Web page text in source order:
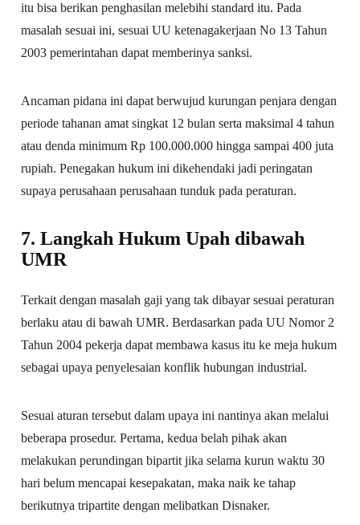
itu bisa berikan penghasilan melebihi standard itu. Pada
masalah sesuai ini, sesuai UU ketenagakerjaan No 13 Tahun
2003 pemerintahan dapat memberinya sanksi.
Ancaman pidana ini dapat berwujud kurungan penjara dengan
periode tahanan amat singkat 12 bulan serta maksimal 4 tahun
atau denda minimum Rp 100.000.000 hingga sampai 400 juta
rupiah. Penegakan hukum ini dikehendaki jadi peringatan
supaya perusahaan perusahaan tunduk pada peraturan.
7. Langkah Hukum Upah dibawah
UMR
Terkait dengan masalah gaji yang tak dibayar sesuai peraturan
berlaku atau di bawah UMR. Berdasarkan pada UU Nomor 2
Tahun 2004 pekerja dapat membawa kasus itu ke meja hukum
sebagai upaya penyelesaian konflik hubungan industrial.
Sesuai aturan tersebut dalam upaya ini nantinya akan melalui
beberapa prosedur. Pertama, kedua belah pihak akan
melakukan perundingan bipartit jika selama kurun waktu 30
hari belum mencapai kesepakatan, maka naik ke tahap
berikutnya tripartite dengan melibatkan Disnaker.